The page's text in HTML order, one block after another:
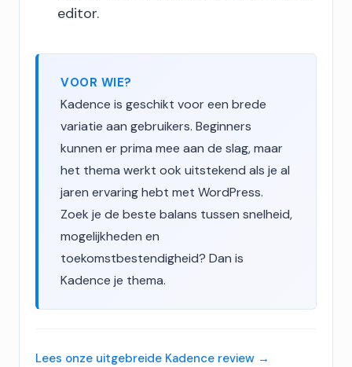
editor.
VOOR WIE?
Kadence is geschikt voor een brede
variatie aan gebruikers. Beginners
kunnen er prima mee aan de slag, maar
het thema werkt ook uitstekend als je al
jaren ervaring hebt met WordPress.
Zoek je de beste balans tussen snelheid,
mogelijkheden en
toekomstbestendigheid? Dan is
Kadence je thema.
Lees onze uitgebreide Kadence review